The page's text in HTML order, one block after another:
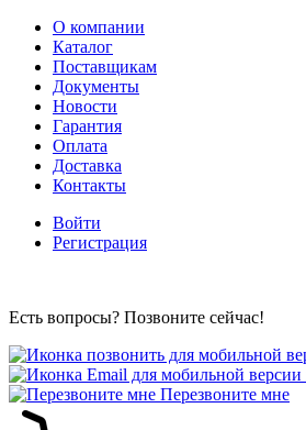
О компании
Каталог
Поставщикам
Документы
Новости
Гарантия
Оплата
Доставка
Контакты
Войти
Регистрация
Есть вопросы? Позвоните сейчас!
Перезвоните мне